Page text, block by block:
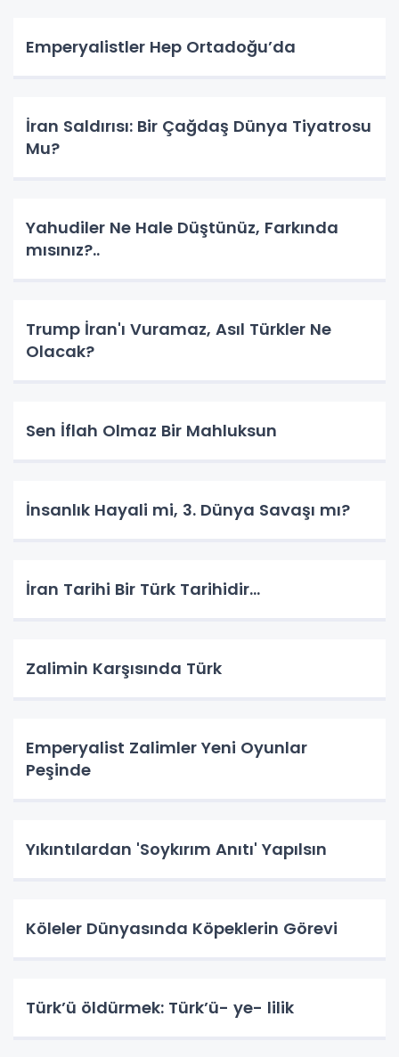
Emperyalistler Hep Ortadoğu’da
İran Saldırısı: Bir Çağdaş Dünya Tiyatrosu
Mu?
Yahudiler Ne Hale Düştünüz, Farkında
mısınız?..
Trump İran'ı Vuramaz, Asıl Türkler Ne
Olacak?
Sen İflah Olmaz Bir Mahluksun
İnsanlık Hayali mi, 3. Dünya Savaşı mı?
İran Tarihi Bir Türk Tarihidir...
Zalimin Karşısında Türk
Emperyalist Zalimler Yeni Oyunlar
Peşinde
Yıkıntılardan 'Soykırım Anıtı' Yapılsın
Köleler Dünyasında Köpeklerin Görevi
Türk’ü öldürmek: Türk’ü- ye- lilik